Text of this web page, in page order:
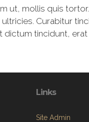
ut, mollis quis
Curabitur
tincidunt,
Links
Site Admin